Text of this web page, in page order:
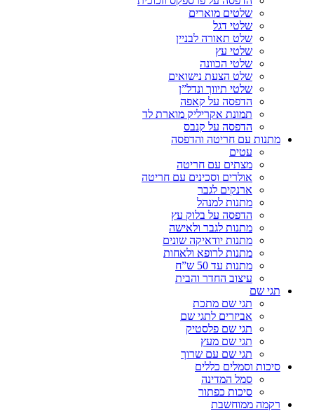
שלטים מוארים
שלטי דגל
שלט תאורה לבניין
שלטי עץ
שלטי הכוונה
שלט הצעת נישואים
שלטי תיווך ונדל”ן
הדפסה על קאפה
תמונת אקריליק מוארת לד
הדפסה על קנבס
מתנות עם חריטה והדפסה
עטים
מצתים עם חריטה
אולרים וסכינים עם חריטה
ארנקים לגבר
מתנות למנהל
הדפסה על בלוק עץ
מתנות לגבר ולאישה
מתנות יודאיקה שונים
מתנות לרופא ולאחות
מתנות עד 50 ש”ח
עיצוב החדר והבית
תגי שם
תגי שם מתכת
אביזרים לתגי שם
תגי שם פלסטיק
תגי שם מעץ
תגי שם עם שרוך
סיכות וסמלים כללים
סמל המדינה
סיכות כפתור
רקמה ממוחשבת